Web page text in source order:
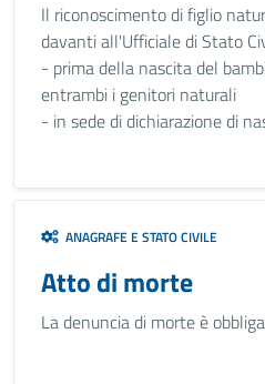
Il riconoscimento di figlio
davanti all'Ufficiale di Stato
- prima della nascita del
entrambi i genitori naturali
- in sede di dichiarazione di
ANAGRAFE E STATO CIVILE
Atto di morte
La denuncia di morte è